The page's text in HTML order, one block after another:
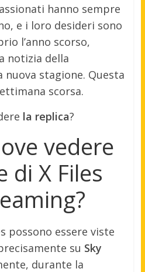
hanno sempre
e i loro desideri sono
l’anno scorso,
notizia della
nuova stagione. Questa
scorsa.
la replica?
vedere
di X Files
possono essere viste
su Sky
durante la